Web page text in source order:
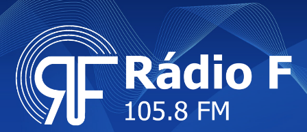
Skip
to
content